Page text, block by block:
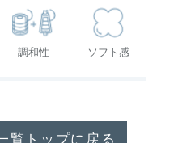
調和性 ソフト感
覧トップに戻る